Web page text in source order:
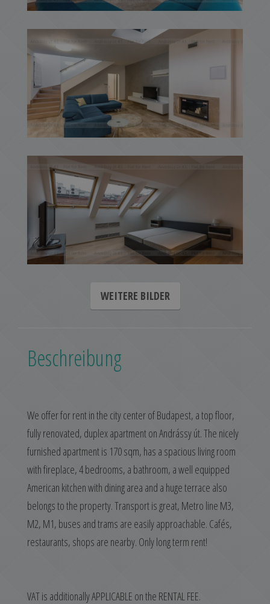
WEITERE BILDER
Beschreibung
We offer for rent in the city center of Budapest, a top floor,
fully renovated, duplex apartment on Andrássy út. The nicely
furnished apartment is 170 sqm, has a spacious living room
with fireplace, 4 bedrooms, a bathroom, a well equipped
American kitchen with dining area and a huge terrace also
belongs to the property. Transport is great, Metro line M3,
M2, M1, buses and trams are easily approachable. Cafés,
restaurants, shops are nearby. Only long term rent!
VAT is additionally APPLICABLE on the RENTAL FEE.